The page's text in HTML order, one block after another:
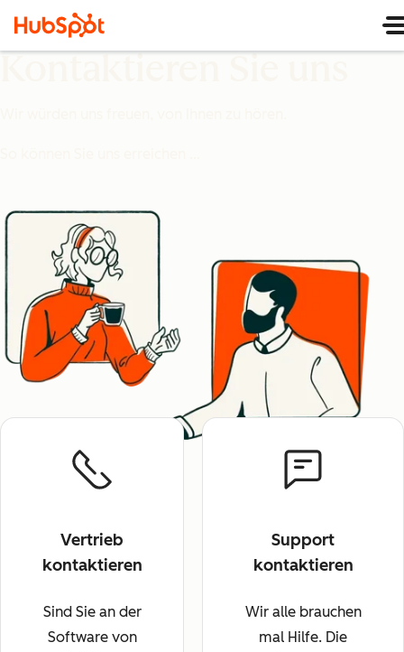
Vertrieb
kontaktieren
Sind Sie an der
Software von
Support
kontaktieren
Wir alle brauchen
mal Hilfe. Die